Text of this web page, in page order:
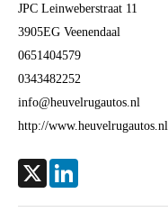
Aandrijving
Aandrijving
Emissieklasse
Verbruik snelweg
JPC Leinweberstraat 11
3905EG Veenendaal
0651404579
0343482252
info@heuvelrugautos.nl
http://www.heuvelrugautos.nl
X